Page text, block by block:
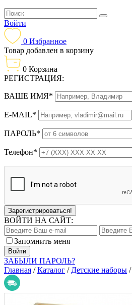
Войти
0 Избранное
Товар добавлен в корзину
0 Корзина
РЕГИСТРАЦИЯ:
ВАШЕ ИМЯ*
E-MAIL*
ПАРОЛЬ*
Телефон*
Зарегистрироваться!
ВОЙТИ НА САЙТ:
Запомнить меня
ЗАБЫЛИ ПАРОЛЬ?
Главная /Каталог / Детские наборы /